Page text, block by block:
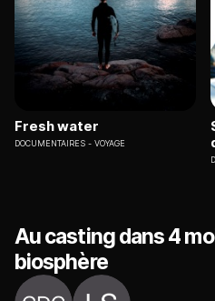
Fresh water
DOCUMENTAIRES VOYAGE
Au casting dans 4
biosphère